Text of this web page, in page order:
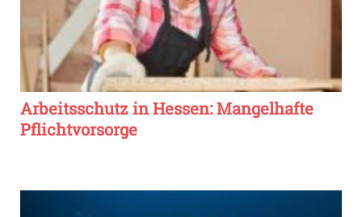
Arbeitsschutz in Hessen: Mangelhafte
Pflichtvorsorge